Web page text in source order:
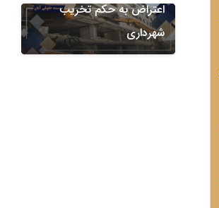
اعتراض به حکم تخریب
شهرداری